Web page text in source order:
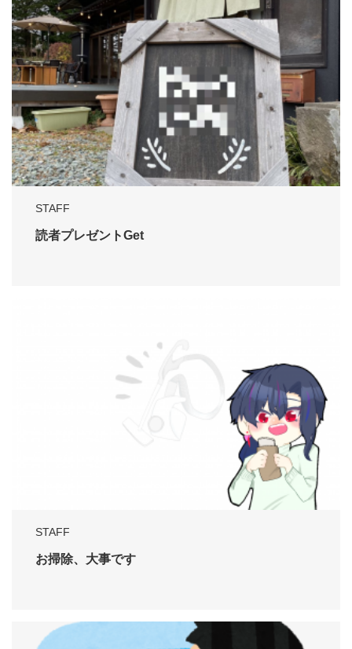
STAFF
読者プレゼントGet
STAFF
お掃除、大事です